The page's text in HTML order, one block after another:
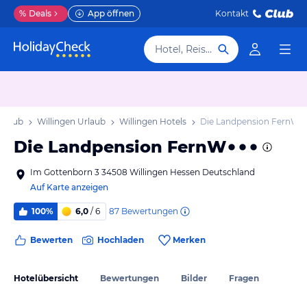
% Deals App öffnen Kontakt
Hotel, Reiseziel
Willingen Urlaub Willingen Hotels Die Landpension FernW
Die Landpension FernW
Im Gottenborn 3 34508 Willingen Hessen Deutschland
Auf Karte anzeigen
100% 6,0 / 6 87 Bewertungen
Bewerten Hochladen Merken
Hotelübersicht Bewertungen Bilder Fragen